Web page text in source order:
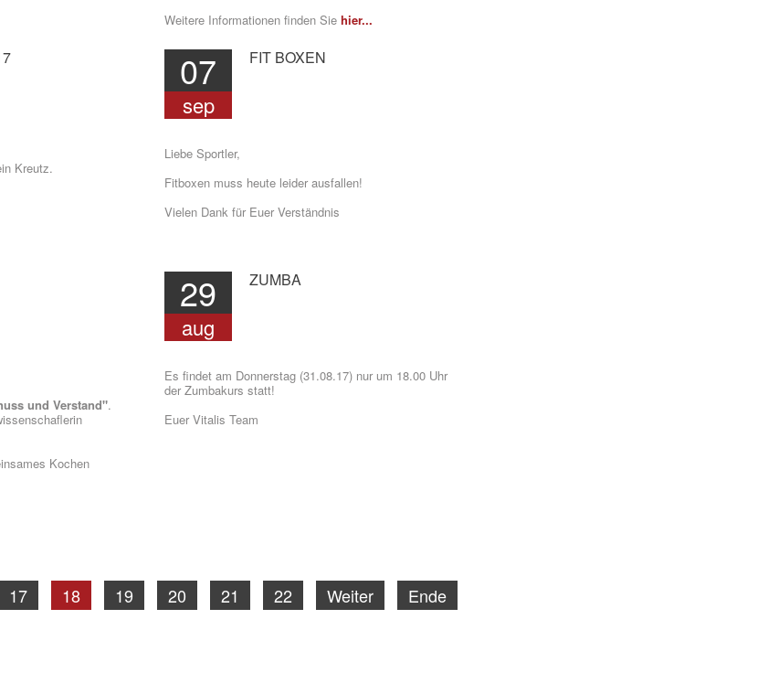
Weitere Informationen finden Siehier...
Kreutz.
07
sep
FIT BOXEN
Liebe Sportler,
Fitboxen muss heute leider ausfallen!
Vielen Dank für Euer Verständnis
und Verstand".
Kochen
29
aug
ZUMBA
Es findet am Donnerstag (31.08.17) nur um 18.00 Uhr
der Zumbakurs statt!
Euer Vitalis Team
17 18 19 20 21 22 Weiter Ende